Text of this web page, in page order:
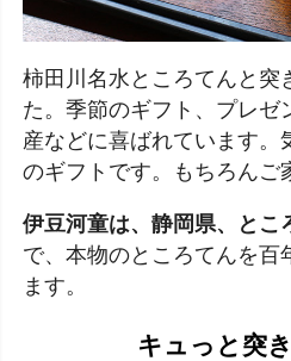
柿田川名水ところてんと突
た。季節のギフト、プレゼ
産などに喜ばれています。
のギフトです。もちろんご
伊豆河童は、静岡県、とこ
で、本物のところてんを百
ます。
キュっと突